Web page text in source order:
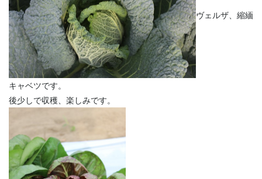
ヴェルザ、縮緬
キャベツです。
後少しで収穫、楽しみです。